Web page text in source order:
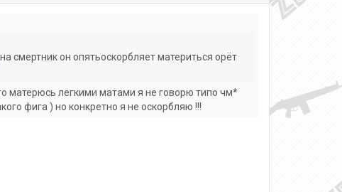
смертник он опятьоскорбляет материться орёт
матерюсь легкими матами я не говорю типо чм*
фига ) но конкретно я не оскорбляю !!!